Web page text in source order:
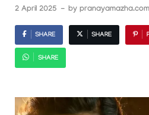
2 April 2025 - by pranayamazha.com
SHARE SHARE
SHARE